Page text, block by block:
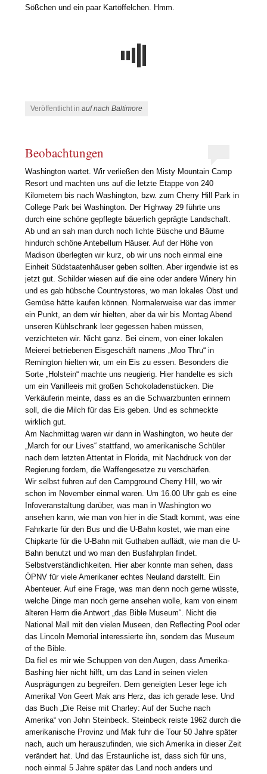
Sößchen und ein paar Kartöffelchen. Hmm.
Veröffentlicht inauf nach Baltimore
Beobachtungen
Washington wartet. Wir verließen den Misty Mountain Camp
Resort und machten uns auf die letzte Etappe von 240
Kilometern bis nach Washington, bzw. zum Cherry Hill Park in
College Park bei Washington. Der Highway 29 führte uns
durch eine schöne gepflegte bäuerlich geprägte Landschaft.
Ab und an sah man durch noch lichte Büsche und Bäume
hindurch schöne Antebellum Häuser. Auf der Höhe von
Madison überlegten wir kurz, ob wir uns noch einmal eine
Einheit Südstaatenhäuser geben sollten. Aber irgendwie ist es
jetzt gut. Schilder wiesen auf die eine oder andere Winery hin
und es gab hübsche Countrystores, wo man lokales Obst und
Gemüse hätte kaufen können. Normalerweise war das immer
ein Punkt, an dem wir hielten, aber da wir bis Montag Abend
unseren Kühlschrank leer gegessen haben müssen,
verzichteten wir. Nicht ganz. Bei einem, von einer lokalen
Meierei betriebenen Eisgeschäft namens „Moo Thru“ in
Remington hielten wir, um ein Eis zu essen. Besonders die
Sorte „Holstein“ machte uns neugierig. Hier handelte es sich
um ein Vanilleeis mit großen Schokoladenstücken. Die
Verkäuferin meinte, dass es an die Schwarzbunten erinnern
soll, die die Milch für das Eis geben. Und es schmeckte
wirklich gut.
Am Nachmittag waren wir dann in Washington, wo heute der
„March for our Lives“ stattfand, wo amerikanische Schüler
nach dem letzten Attentat in Florida, mit Nachdruck von der
Regierung fordern, die Waffengesetze zu verschärfen.
Wir selbst fuhren auf den Campground Cherry Hill, wo wir
schon im November einmal waren. Um 16.00 Uhr gab es eine
Infoveranstaltung darüber, was man in Washington wo
ansehen kann, wie man von hier in die Stadt kommt, was eine
Fahrkarte für den Bus und die U-Bahn kostet, wie man eine
Chipkarte für die U-Bahn mit Guthaben auflädt, wie man die U-
Bahn benutzt und wo man den Busfahrplan findet.
Selbstverständlichkeiten. Hier aber konnte man sehen, dass
ÖPNV für viele Amerikaner echtes Neuland darstellt. Ein
Abenteuer. Auf eine Frage, was man denn noch gerne wüsste,
welche Dinge man noch gerne ansehen wolle, kam von einem
älteren Herrn die Antwort „das Bible Museum“. Nicht die
National Mall mit den vielen Museen, den Reflecting Pool oder
das Lincoln Memorial interessierte ihn, sondern das Museum
of the Bible.
Da fiel es mir wie Schuppen von den Augen, dass Amerika-
Bashing hier nicht hilft, um das Land in seinen vielen
Ausprägungen zu begreifen. Dem geneigten Leser lege ich
Amerika! Von Geert Mak ans Herz, das ich gerade lese. Und
das Buch „Die Reise mit Charley: Auf der Suche nach
Amerika“ von John Steinbeck. Steinbeck reiste 1962 durch die
amerikanische Provinz und Mak fuhr die Tour 50 Jahre später
nach, auch um herauszufinden, wie sich Amerika in dieser Zeit
verändert hat. Und das Erstaunliche ist, dass sich für uns,
noch einmal 5 Jahre später das Land noch anders und